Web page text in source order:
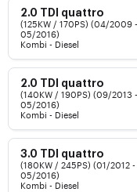
2.0 TDI quattro
(125KW / 170PS) (04/2009 -
05/2016)
Kombi - Diesel
2.0 TDI quattro
(140KW / 190PS) (09/2013 -
05/2016)
Kombi - Diesel
3.0 TDI quattro
(180KW / 245PS) (01/2012 -
05/2016)
Kombi - Diesel